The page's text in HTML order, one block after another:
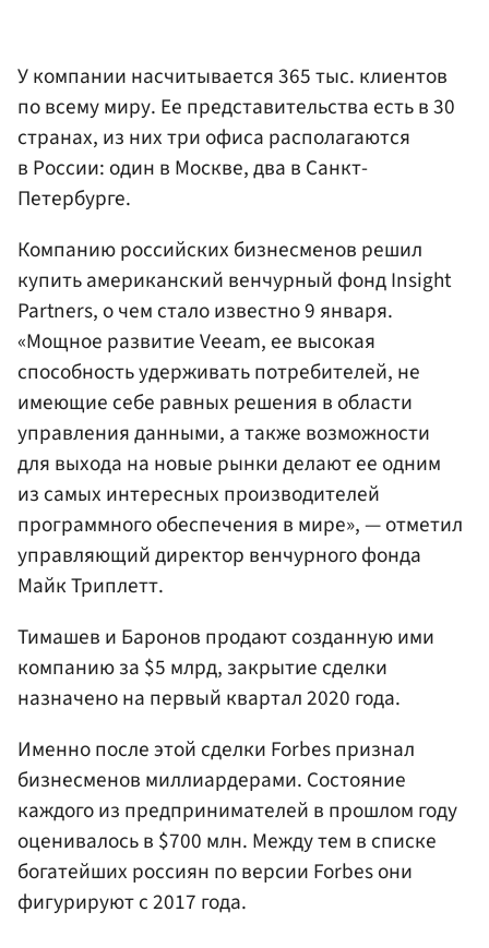
У компании насчитывается 365 тыс. клиентов
по всему миру. Ее представительства есть в 30
странах, из них три офиса располагаются
в России: один в Москве, два в Санкт-
Петербурге.
Компанию российских бизнесменов решил
купить американский венчурный фонд Insight
Partners, о чем стало известно 9 января.
«Мощное развитие Veeam, ее высокая
способность удерживать потребителей, не
имеющие себе равных решения в области
управления данными, а также возможности
для выхода на новые рынки делают ее одним
из самых интересных производителей
программного обеспечения в мире», — отметил
управляющий директор венчурного фонда
Майк Триплетт.
Тимашев и Баронов продают созданную ими
компанию за $5 млрд, закрытие сделки
назначено на первый квартал 2020 года.
Именно после этой сделки Forbes признал
бизнесменов миллиардерами. Состояние
каждого из предпринимателей в прошлом году
оценивалось в $700 млн. Между тем в списке
богатейших россиян по версии Forbes они
фигурируют с 2017 года.